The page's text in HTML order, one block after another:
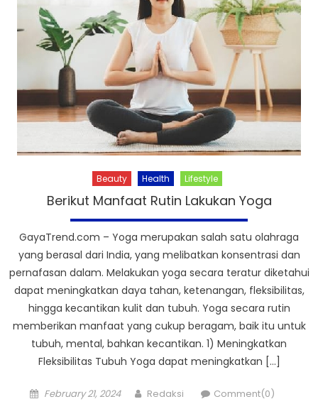
Beauty Health Lifestyle
Berikut Manfaat Rutin Lakukan Yoga
GayaTrend.com – Yoga merupakan salah satu olahraga
yang berasal dari India, yang melibatkan konsentrasi dan
pernafasan dalam. Melakukan yoga secara teratur diketahui
dapat meningkatkan daya tahan, ketenangan, fleksibilitas,
hingga kecantikan kulit dan tubuh. Yoga secara rutin
memberikan manfaat yang cukup beragam, baik itu untuk
tubuh, mental, bahkan kecantikan. 1) Meningkatkan
Fleksibilitas Tubuh Yoga dapat meningkatkan […]
Posted
February 21, 2024 Author
Redaksi Comment(0)